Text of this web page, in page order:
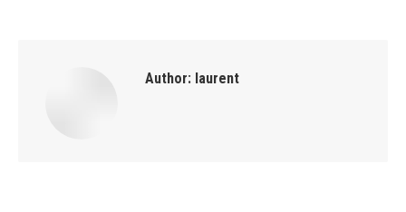
Author: laurent